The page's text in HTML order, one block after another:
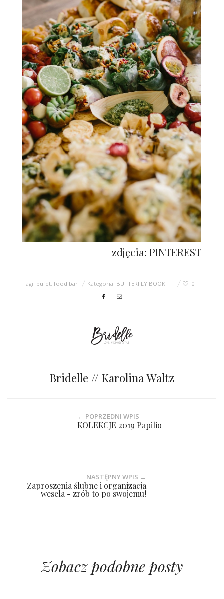
zdjęcia: PINTEREST
Tagi: bufet,food bar Kategoria: BUTTERFLY BOOK 0
Bridelle // Karolina Waltz
← POPRZEDNI WPIS
KOLEKCJE 2019 Papilio
NASTĘPNY WPIS →
Zaproszenia ślubne i organizacja
wesela - zrób to po swojemu!
Zobacz podobne posty